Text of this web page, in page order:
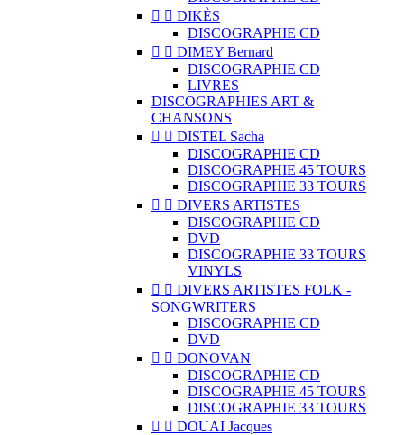
  DIKÈS
DISCOGRAPHIE CD
  DIMEY Bernard
DISCOGRAPHIE CD
LIVRES
DISCOGRAPHIES ART &
CHANSONS
  DISTEL Sacha
DISCOGRAPHIE CD
DISCOGRAPHIE 45 TOURS
DISCOGRAPHIE 33 TOURS
  DIVERS ARTISTES
DISCOGRAPHIE CD
DVD
DISCOGRAPHIE 33 TOURS
VINYLS
  DIVERS ARTISTES FOLK -
SONGWRITERS
DISCOGRAPHIE CD
DVD
  DONOVAN
DISCOGRAPHIE CD
DISCOGRAPHIE 45 TOURS
DISCOGRAPHIE 33 TOURS
  DOUAI Jacques